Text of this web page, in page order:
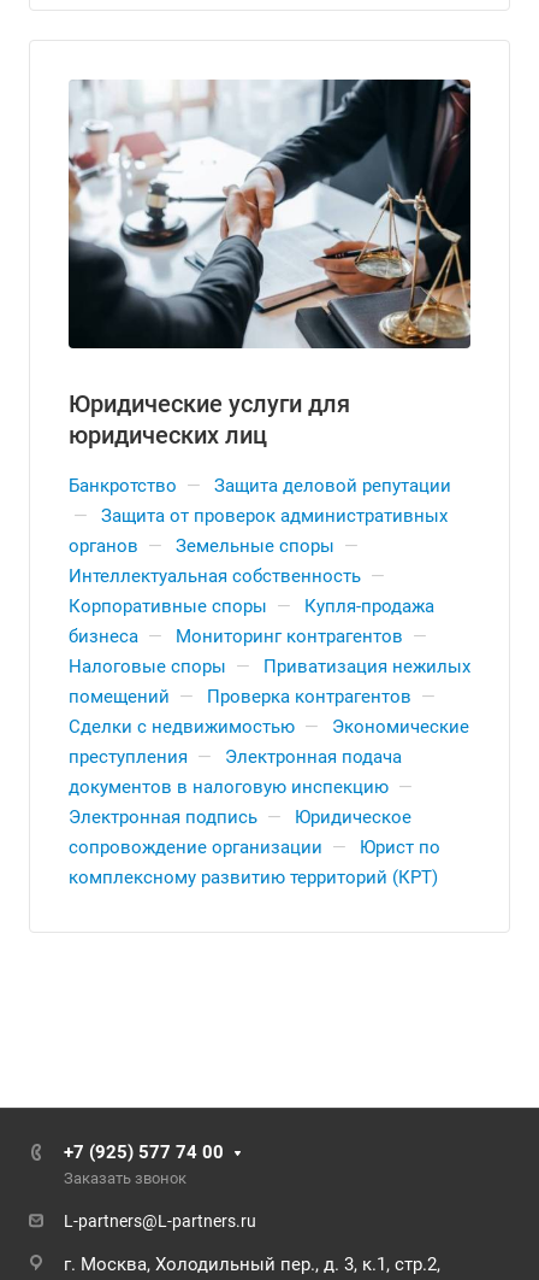
Юридические услуги для
юридических лиц
Банкротство —
Защита деловой репутации
—
Защита от проверок административных
органов — Земельные споры —
Интеллектуальная собственность —
Корпоративные споры —
Купля-продажа
бизнеса — Мониторинг контрагентов —
Налоговые споры —
Приватизация нежилых
помещений — Проверка контрагентов —
Сделки с недвижимостью —
Экономические
преступления —
Электронная подача
документов в налоговую инспекцию —
Электронная подпись —
Юридическое
сопровождение организации —
Юрист по
комплексному развитию территорий (КРТ)
+7 (925) 577 74 00
Заказать звонок
L-partners@L-partners.ru
г. Москва, Холодильный пер., д. 3, к.1, стр.2,